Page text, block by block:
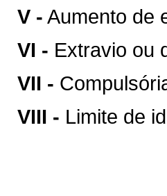
V - Aumento de
VI - Extravio ou
VII -
VIII - Limite de